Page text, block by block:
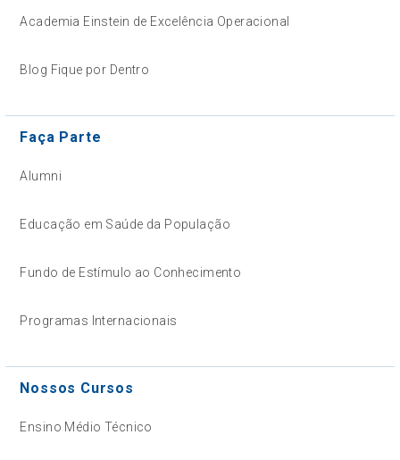
Academia Einstein de Excelência Operacional
Blog Fique por Dentro
Faça Parte
Alumni
Educação em Saúde da População
Fundo de Estímulo ao Conhecimento
Programas Internacionais
Nossos Cursos
Ensino Médio Técnico